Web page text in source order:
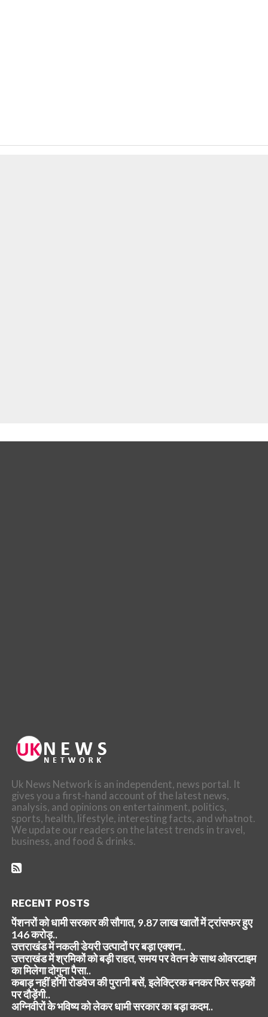
Uk News Network is an independent, news portal. It
gives you a first-hand account of the latest news,
analysis, and opinions on entertainment, politics,
sports, health, lifestyle, interesting facts, and whatnot.
We update our readers on the latest trends in travel,
business, and food & drinks.
RECENT POSTS
पेंशनरों को धामी सरकार की सौगात, 9.87 लाख खातों में ट्रांसफर हुए
146 करोड़..
उत्तराखंड में नकली डेयरी उत्पादों पर बड़ा एक्शन..
उत्तराखंड में श्रमिकों को बड़ी राहत, समय पर वेतन के साथ ओवरटाइम
का मिलेगा दोगुना पैसा..
कबाड़ नहीं होंगी रोडवेज की पुरानी बसें, इलेक्ट्रिक बनकर फिर सड़कों
पर दौड़ेंगी..
अग्निवीरों के भविष्य को लेकर धामी सरकार का बड़ा कदम..